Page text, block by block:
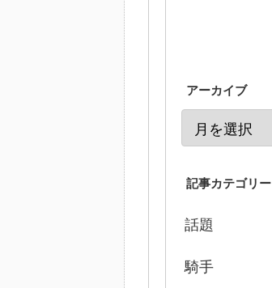
アーカイブ
記事カテゴリー
話題
騎手